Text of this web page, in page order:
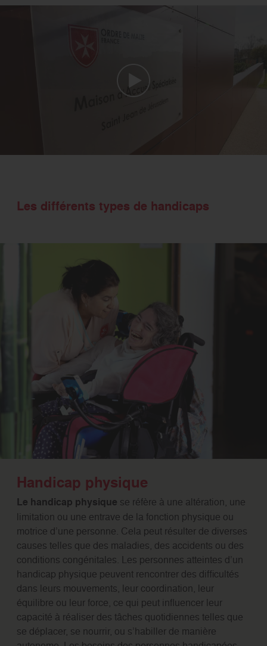
Les différents types de handicaps
Handicap physique
Le handicap physique se réfère à une altération, une
limitation ou une entrave de la fonction physique ou
motrice d’une personne. Cela peut résulter de diverses
causes telles que des maladies, des accidents ou des
conditions congénitales. Les personnes atteintes d’un
handicap physique peuvent rencontrer des difficultés
dans leurs mouvements, leur coordination, leur
équilibre ou leur force, ce qui peut influencer leur
capacité à réaliser des tâches quotidiennes telles que
se déplacer, se nourrir, ou s’habiller de manière